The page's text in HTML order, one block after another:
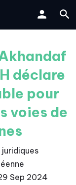
déclare
pour
voies de
Sep 2024